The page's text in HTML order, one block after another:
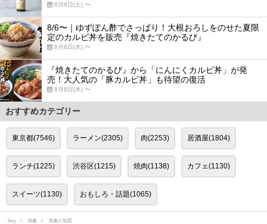
8月8日(土) 〜
8/6〜｜ゆずぽん酢でさっぱり！大根おろしをのせた夏限
定のカルビ丼を販売『焼きたてのかるび』
8月6日(木) 〜
『焼きたてのかるび』から「にんにくカルビ丼」が発
売！大人気の「豚カルビ丼」も待望の復活
8月6日(木) 〜
おすすめカテゴリー
東京都(7546) ラーメン(2305) 肉(2253) 居酒屋(1804)
ランチ(1225) 渋谷区(1215) 焼肉(1138) カフェ(1130)
スイーツ(1130) おもしろ・話題(1065)
favy 酒趣 酒趣の地図